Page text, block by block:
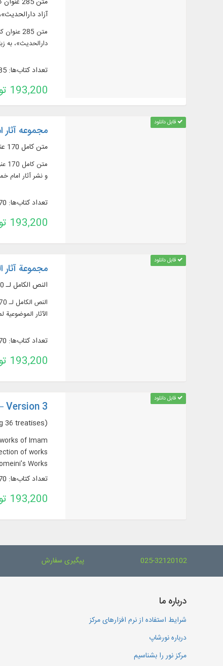
آزاد
دارالحدیث»، به
تعداد کتاب‌ها: 285
193,200 تومان
قابل دانلود
مجموعه
متن کامل 170 عنوان کتاب فارسی و عربی در 384 جلد (شامل 36 رساله)
و نشر آثار امام
تعداد کتاب‌ها: 170
193,200 تومان
قابل دانلود
مجموعة آثار
النص الكامل لـ 170 عنوان كتاب فارسي وعربي في 384 مجلداً (تشمل 36 رسالة).
الآثار
تعداد کتاب‌ها: 170
193,200 تومان
قابل دانلود
Version 3
36 treatises).
of Imam
of works
Works.
تعداد کتاب‌ها: 170
193,200 تومان
025-32120102 پیگیری سفارش
درباره ما
شرایط استفاده از نرم افزارهای مرکز
درباره نورشاپ
مرکز نور را بشناسیم